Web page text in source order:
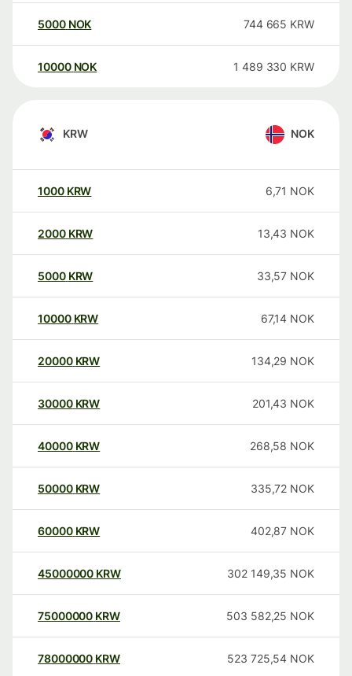
5000 NOK 744 665 KRW
10000 NOK 1 489 330 KRW
KRW NOK
1000 KRW 6,71 NOK
2000 KRW 13,43 NOK
5000 KRW 33,57 NOK
10000 KRW 67,14 NOK
20000 KRW 134,29 NOK
30000 KRW 201,43 NOK
40000 KRW 268,58 NOK
50000 KRW 335,72 NOK
60000 KRW 402,87 NOK
45000000 KRW 302 149,35 NOK
75000000 KRW 503 582,25 NOK
78000000 KRW 523 725,54 NOK